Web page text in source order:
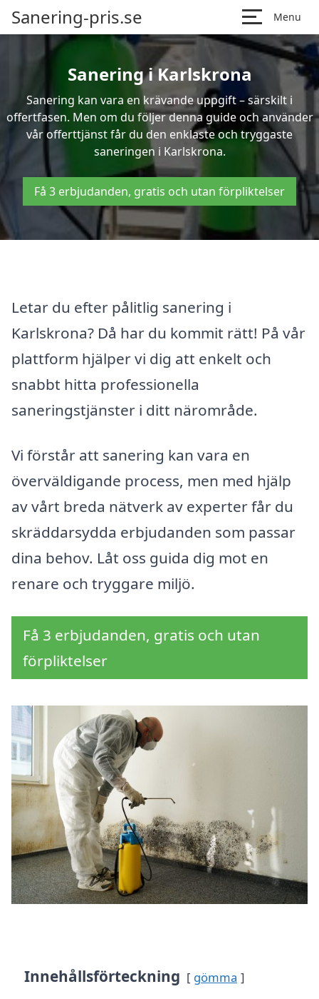
Sanering-pris.se Menu
Sanering i Karlskrona
Sanering kan vara en krävande uppgift – särskilt i
offertfasen. Men om du följer denna guide och använder
vår offerttjänst får du den enklaste och tryggaste
saneringen i Karlskrona.
Få 3 erbjudanden, gratis och utan förpliktelser
Letar du efter pålitlig sanering i
Karlskrona? Då har du kommit rätt! På vår
plattform hjälper vi dig att enkelt och
snabbt hitta professionella
saneringstjänster i ditt närområde.
Vi förstår att sanering kan vara en
överväldigande process, men med hjälp
av vårt breda nätverk av experter får du
skräddarsydda erbjudanden som passar
dina behov. Låt oss guida dig mot en
renare och tryggare miljö.
Få 3 erbjudanden, gratis och utan
förpliktelser
Innehållsförteckning gömma